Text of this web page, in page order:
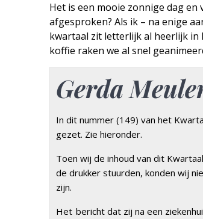
Het is een mooie zonnige dag
afgesproken? Als ik – na enige
kwartaal zit letterlijk al heerlijk in
koffie raken we al snel
Gerda
In dit nummer (149) van het
gezet. Zie hieronder.
Toen wij de inhoud van dit
de drukker stuurden, konden wij
zijn.
Het bericht dat zij na een